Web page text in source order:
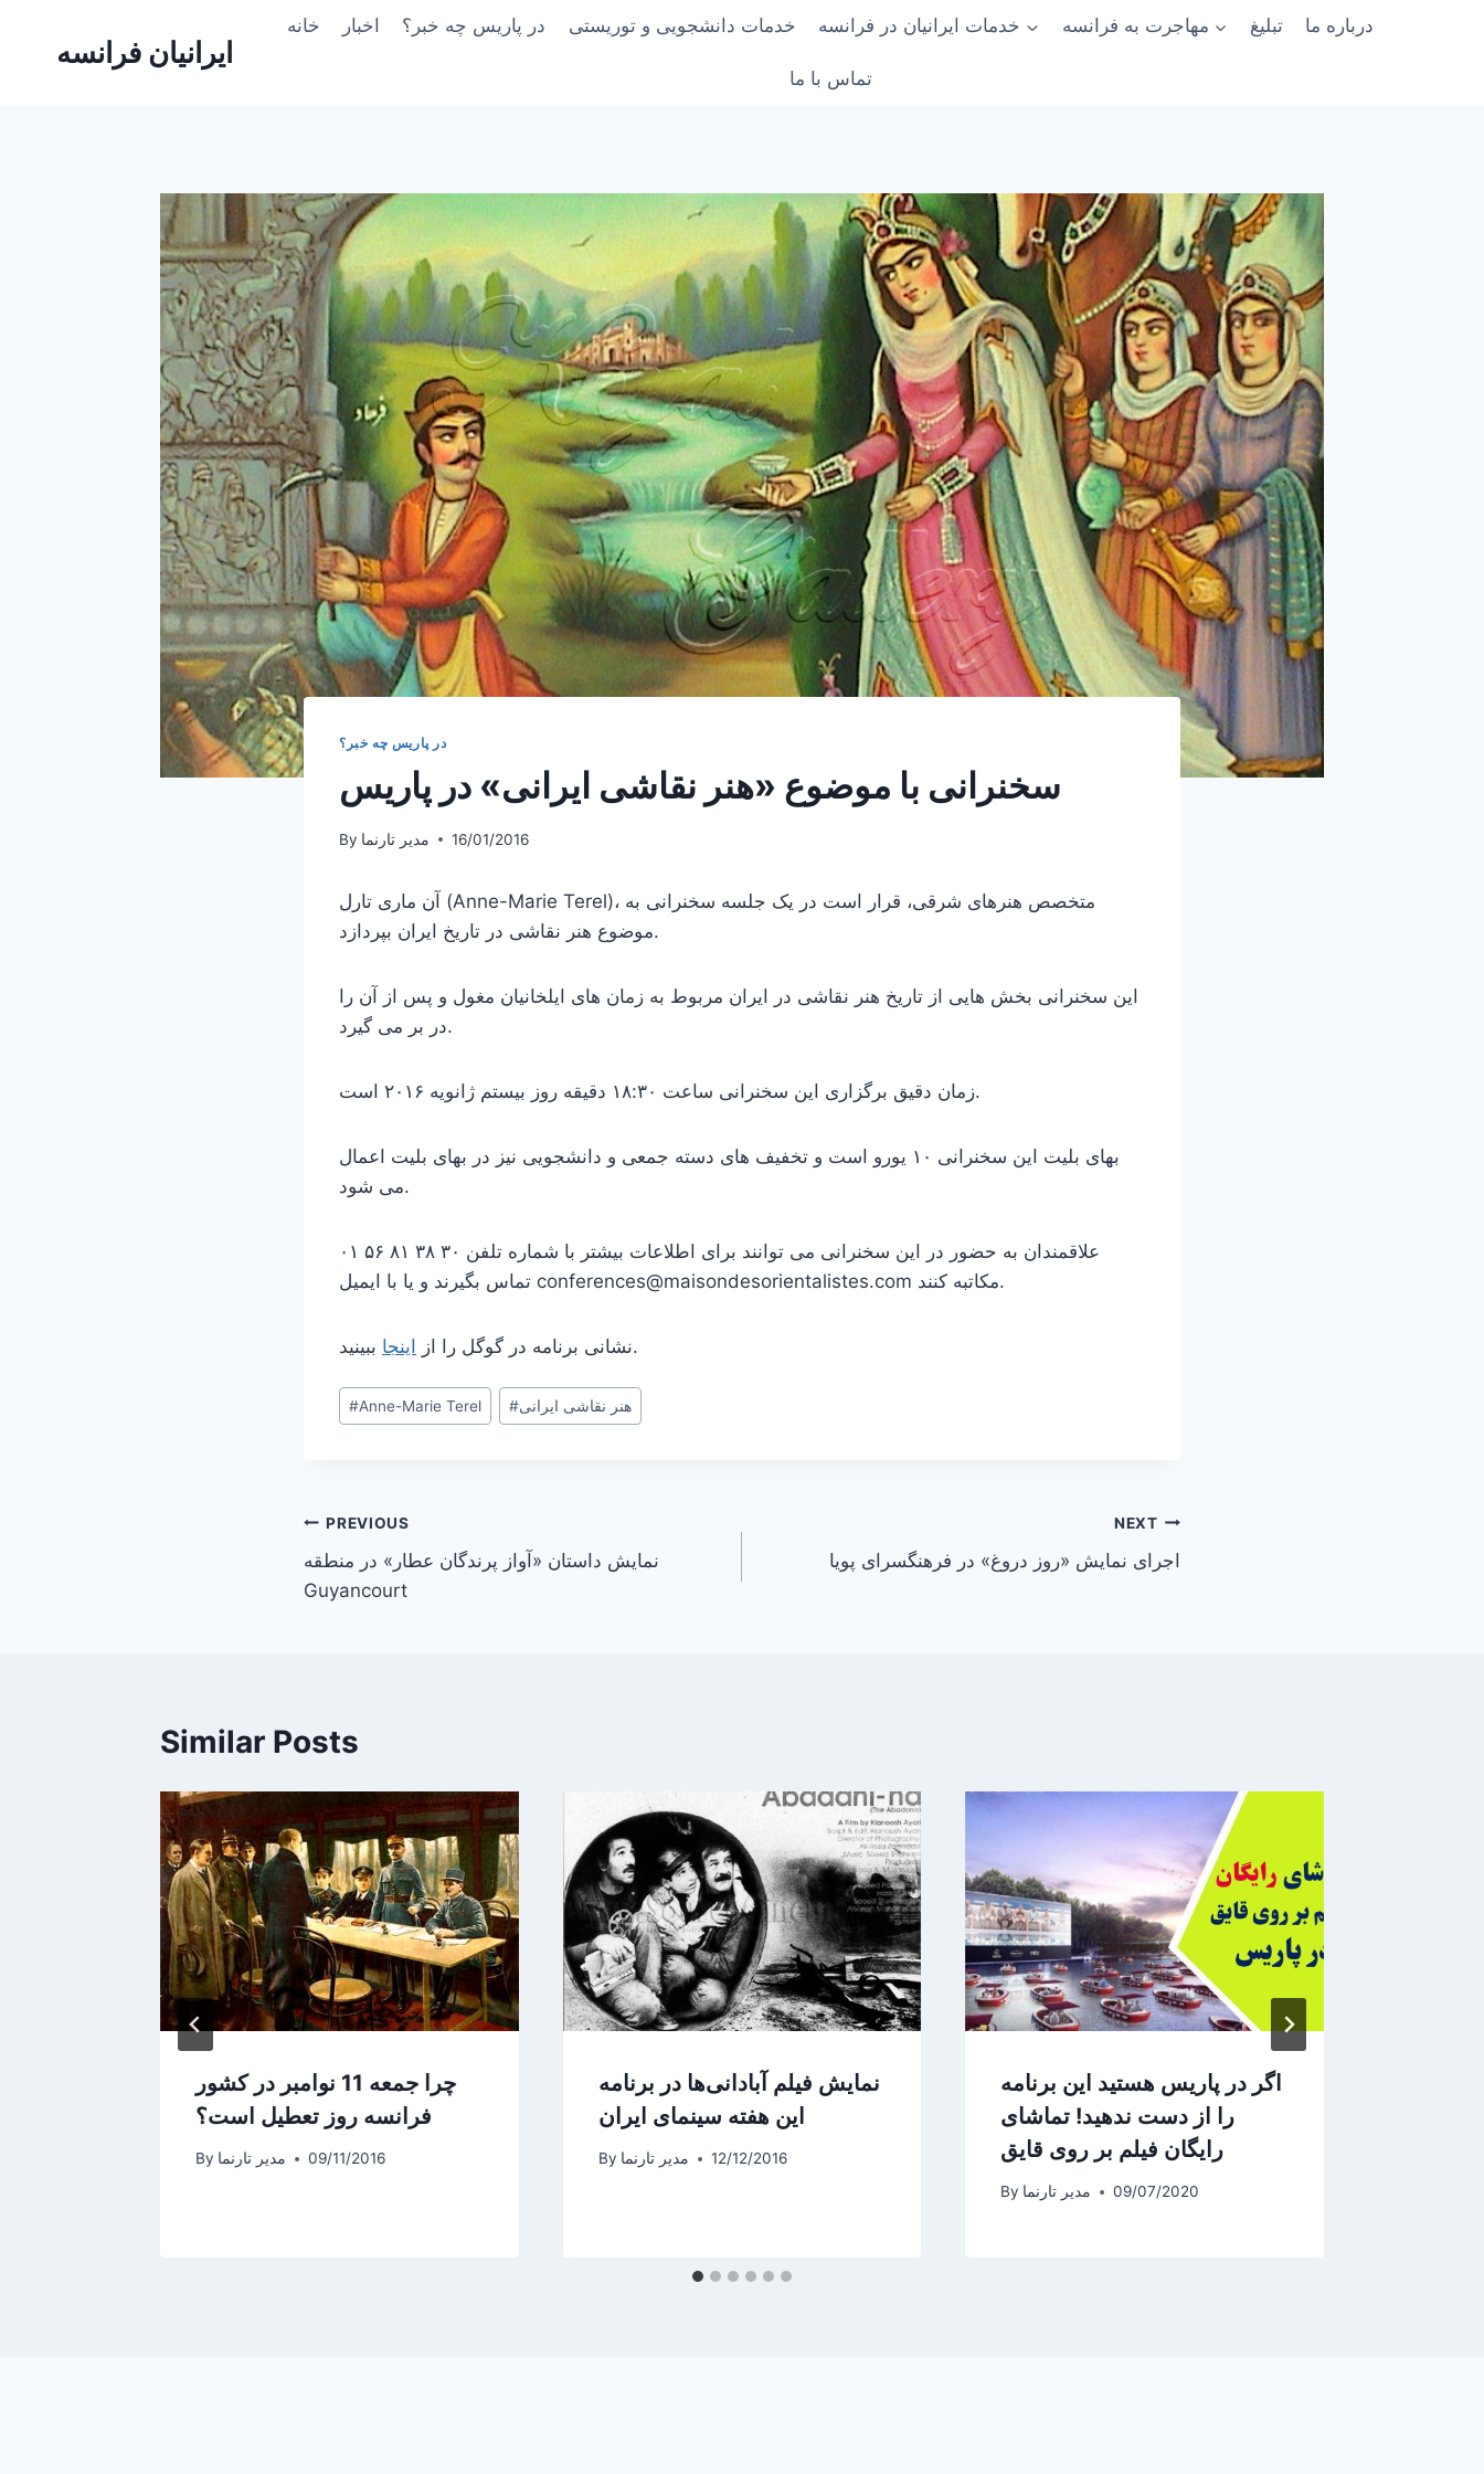
ایرانیان فرانسه
خانه اخبار در پاریس چه خبر؟ خدمات دانشجویی و توریستی خدمات ایرانیان در فرانسه مهاجرت به فرانسه تبلیغ درباره ما
تماس با ما
در پاریس چه خبر؟
سخنرانی با موضوع «هنر نقاشی ایرانی» در پاریس
By مدیر تارنما 16/01/2016
آن ماری تارل (Anne-Marie Terel)، متخصص هنرهای شرقی، قرار است در یک جلسه سخنرانی به
موضوع هنر نقاشی در تاریخ ایران بپردازد.
این سخنرانی بخش هایی از تاریخ هنر نقاشی در ایران مربوط به زمان های ایلخانیان مغول و پس از آن را
در بر می گیرد.
زمان دقیق برگزاری این سخنرانی ساعت ۱۸:۳۰ دقیقه روز بیستم ژانویه ۲۰۱۶ است.
بهای بلیت این سخنرانی ۱۰ یورو است و تخفیف های دسته جمعی و دانشجویی نیز در بهای بلیت اعمال
می شود.
علاقمندان به حضور در این سخنرانی می توانند برای اطلاعات بیشتر با شماره تلفن ۳۰ ۳۸ ۸۱ ۵۶ ۰۱
تماس بگیرند و یا با ایمیل conferences@maisondesorientalistes.com مکاتبه کنند.
نشانی برنامه در گوگل را از اینجا ببینید.
Post
Tags:
#Anne-Marie Terel #هنر نقاشی ایرانی
Post
navigation
PREVIOUS
نمایش داستان «آواز پرندگان عطار» در منطقه
Guyancourt
NEXT
اجرای نمایش «روز دروغ» در فرهنگسرای پویا
Similar Posts
چرا جمعه 11 نوامبر در کشور
فرانسه روز تعطیل است؟
By مدیر تارنما 09/11/2016
نمایش فیلم آبادانی‌ها در برنامه
این هفته سینمای ایران
By مدیر تارنما 12/12/2016
اگر در پاریس هستید این برنامه
را از دست ندهید! تماشای
رایگان فیلم بر روی قایق
By مدیر تارنما 09/07/2020